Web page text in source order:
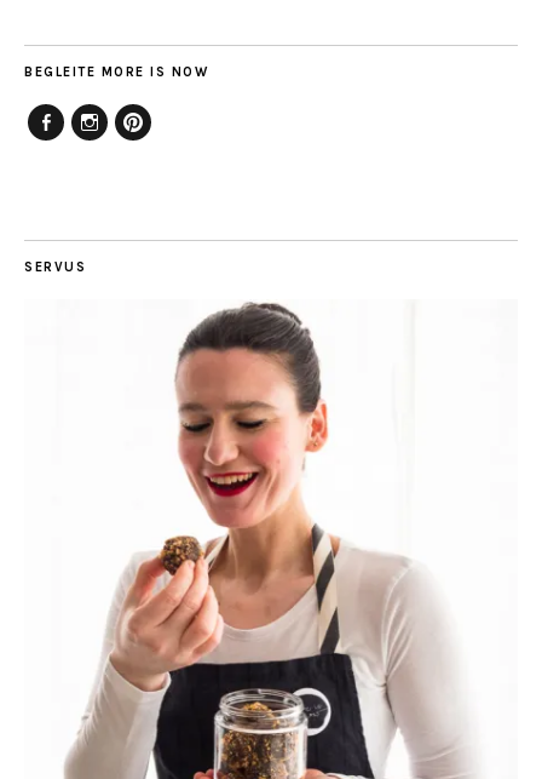
BEGLEITE MORE IS NOW
SERVUS